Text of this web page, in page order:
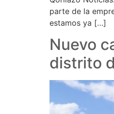
parte de la
estamos ya […]
Nuevo
distrito